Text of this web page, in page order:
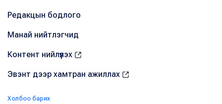
Редакцын бодлого
Манай нийтлэгчид
Контент нийлүүлэх
Эвэнт дээр хамтран ажиллах
Холбоо барих